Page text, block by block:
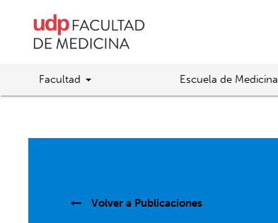
Facultad Escuela de Medicina
Volver a Publicaciones